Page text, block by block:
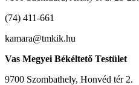
(74) 411-661
kamara@tmkik.hu
Vas Megyei Békéltető Testület
9700 Szombathely, Honvéd tér 2.